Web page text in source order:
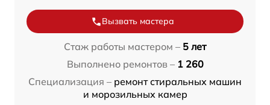
Вызвать мастера
Стаж работы мастером – 5 лет
Выполнено ремонтов – 1 260
Специализация – ремонт стиральных машин
и морозильных камер